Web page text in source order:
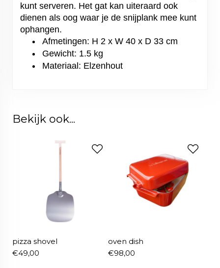
kunt serveren. Het gat kan uiteraard ook
dienen als oog waar je de snijplank mee kunt
ophangen.
Afmetingen: H 2 x W 40 x D 33 cm
Gewicht: 1.5 kg
Materiaal: Elzenhout
Bekijk ook...
pizza shovel
€49,00
oven dish
€98,00